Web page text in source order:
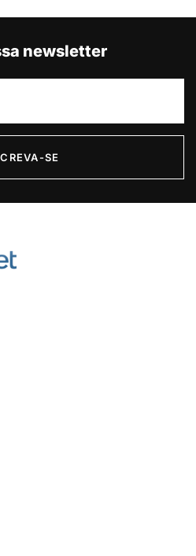
newsletter
SE